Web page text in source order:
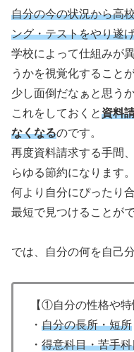
自分の今の状況から高
ング・テストをやり遂
学校によって仕組みが
うかを視覚化すること
少し面倒だなぁと思う
これをしておくと資料
なくなるのです。
再度資料請求する手間
らゆる節約になります。
何より自分にぴったり
最短で見つけることが
では、自分の何を自己
【①自分の性格や特
・ 自分の長所・短所
・ 得意科目・苦手科